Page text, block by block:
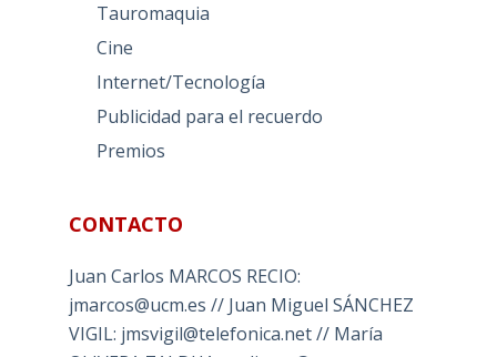
Tauromaquia
Cine
Internet/Tecnología
Publicidad para el recuerdo
Premios
CONTACTO
Juan Carlos MARCOS RECIO:
jmarcos@ucm.es // Juan Miguel SÁNCHEZ
VIGIL: jmsvigil@telefonica.net // María